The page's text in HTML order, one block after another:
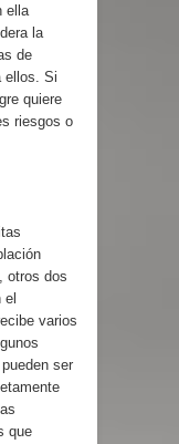
ella
la
de
ellos. Si
quiere
riesgos o
otros dos
varios
ser
que